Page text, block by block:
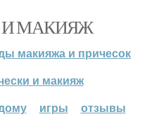
И МАКИЯЖ
макияжа и причесок
и макияж
игры отзывы